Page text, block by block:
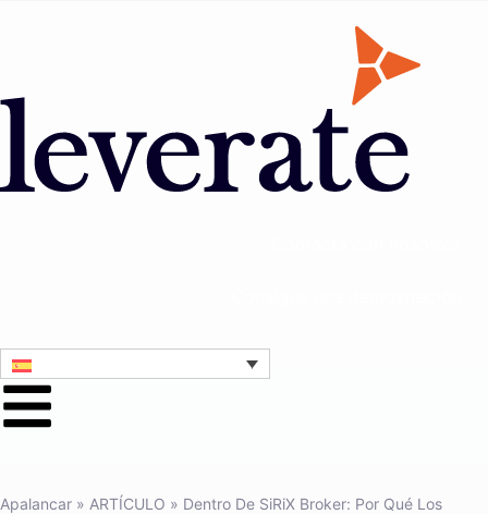
Apalancar » ARTÍCULO » Dentro De SiRiX Broker: Por Qué Los